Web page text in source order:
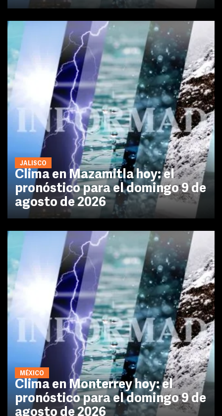
JALISCO
Clima en Mazamitla hoy: el
pronóstico para el domingo 9 de
agosto de 2026
MÉXICO
Clima en Monterrey hoy: el
pronóstico para el domingo 9 de
agosto de 2026